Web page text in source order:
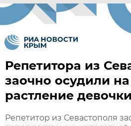
Репетитора из
заочно осудили на
растление девочки
Репетитор из Севастополя